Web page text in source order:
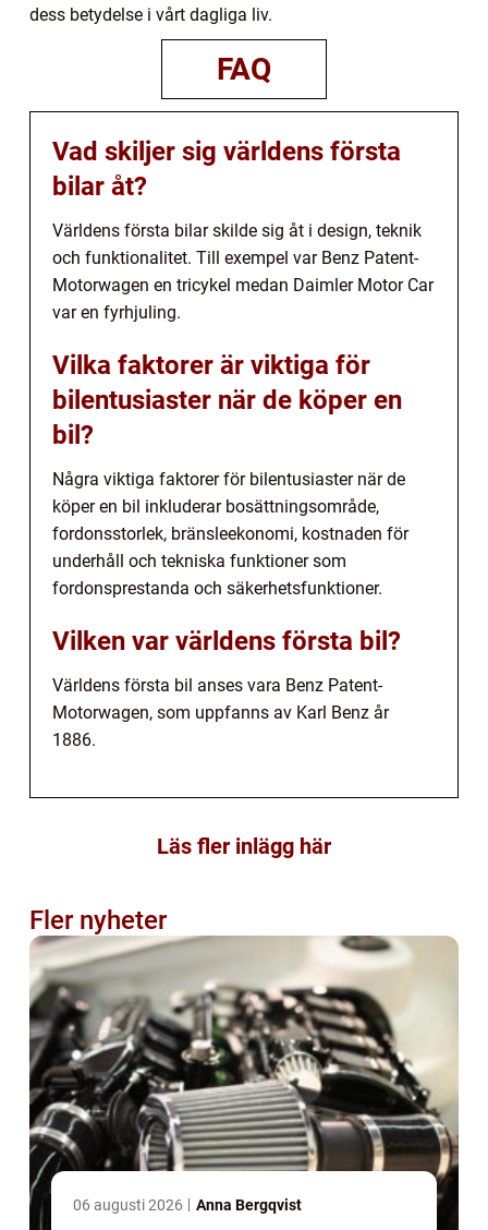
dess betydelse i vårt dagliga liv.
FAQ
Vad skiljer sig världens första
bilar åt?
Världens första bilar skilde sig åt i design, teknik
och funktionalitet. Till exempel var Benz Patent-
Motorwagen en tricykel medan Daimler Motor Car
var en fyrhjuling.
Vilka faktorer är viktiga för
bilentusiaster när de köper en
bil?
Några viktiga faktorer för bilentusiaster när de
köper en bil inkluderar bosättningsområde,
fordonsstorlek, bränsleekonomi, kostnaden för
underhåll och tekniska funktioner som
fordonsprestanda och säkerhetsfunktioner.
Vilken var världens första bil?
Världens första bil anses vara Benz Patent-
Motorwagen, som uppfanns av Karl Benz år
1886.
Läs fler inlägg här
Fler nyheter
06 augusti 2026 Anna Bergqvist